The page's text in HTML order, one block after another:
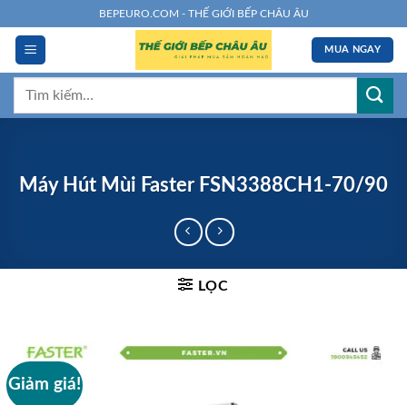
đến
dung
BEPEURO.COM - THẾ GIỚI BẾP CHÂU ÂU
MUA NGAY
Tìm
Máy Hút Mùi Faster FSN3388CH1-70/90
LỌC
Giảm giá!